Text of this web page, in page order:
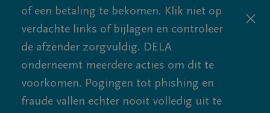
of een betaling te bekomen. Klik niet op
verdachte links of bijlagen en controleer
de afzender zorgvuldig. DELA
onderneemt meerdere acties om dit te
voorkomen. Pogingen tot phishing en
fraude vallen echter nooit volledig uit te